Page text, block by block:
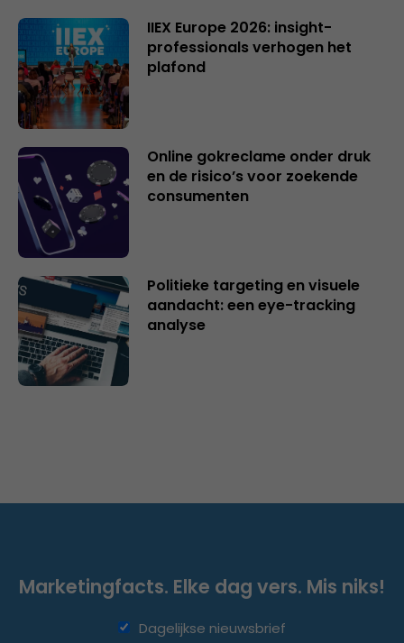
IIEX Europe 2026: insight-
professionals verhogen het
plafond
Online gokreclame onder druk
en de risico’s voor zoekende
consumenten
Politieke targeting en visuele
aandacht: een eye-tracking
analyse
Marketingfacts. Elke dag vers. Mis niks!
Dagelijkse nieuwsbrief